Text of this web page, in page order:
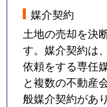
媒介契約
土地の売却を決
す。媒介契約は
依頼をする専任
と複数の不動産
般媒介契約があ